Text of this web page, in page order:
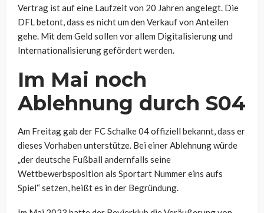
Vertrag ist auf eine Laufzeit von 20 Jahren angelegt. Die
DFL betont, dass es nicht um den Verkauf von Anteilen
gehe. Mit dem Geld sollen vor allem Digitalisierung und
Internationalisierung gefördert werden.
Im Mai noch
Ablehnung durch S04
Am Freitag gab der FC Schalke 04 offiziell bekannt, dass er
dieses Vorhaben unterstütze. Bei einer Ablehnung würde
„der deutsche Fußball andernfalls seine
Wettbewerbsposition als Sportart Nummer eins aufs
Spiel“ setzen, heißt es in der Begründung.